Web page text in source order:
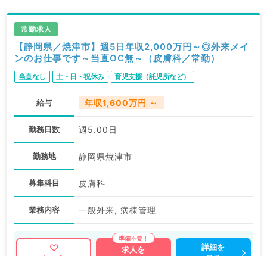
求人内容の詳細等はお気軽にお問合せ下さい。
常勤求人
【静岡県／焼津市】週5日年収2,000万円～◎外来メイ
ンのお仕事です～当直OC無～（皮膚科／常勤）
当直なし 土・日・祝休み 育児支援（託児所など）
給与 年収1,600万円 ～
勤務日数 週5.00日
勤務地 静岡県焼津市
募集科目 皮膚科
業務内容 一般外来, 病棟管理
求人を
詳細を